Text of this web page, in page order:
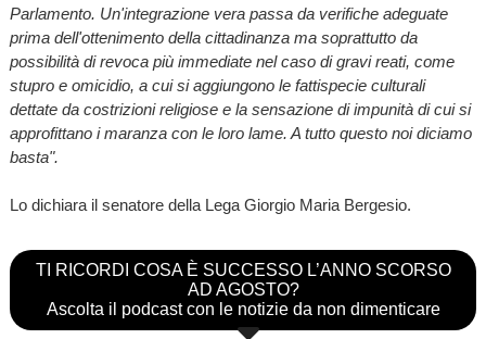
Parlamento. Un'integrazione vera passa da verifiche adeguate
prima dell'ottenimento della cittadinanza ma soprattutto da
possibilità di revoca più immediate nel caso di gravi reati, come
stupro e omicidio, a cui si aggiungono le fattispecie culturali
dettate da costrizioni religiose e la sensazione di impunità di cui si
approfittano i maranza con le loro lame. A tutto questo noi diciamo
basta".
Lo dichiara il senatore della Lega Giorgio Maria Bergesio.
TI RICORDI COSA È SUCCESSO L’ANNO SCORSO
AD AGOSTO?
Ascolta il podcast con le notizie da non dimenticare